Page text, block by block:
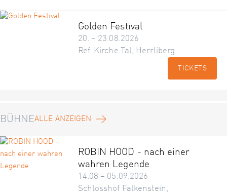
Golden Festival
20. – 23.08.2026
Ref. Kirche Tal, Herrliberg
TICKETS
BÜHNEALLE ANZEIGEN
ROBIN HOOD - nach einer
wahren Legende
14.08 – 05.09.2026
Schlosshof Falkenstein,